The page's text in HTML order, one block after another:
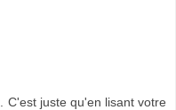
C'est juste qu'en lisant votre